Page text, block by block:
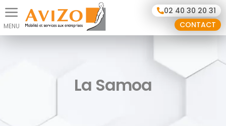
02 40 30 20 31
CONTACT
La Samoa
Panneau de gestion des cookies